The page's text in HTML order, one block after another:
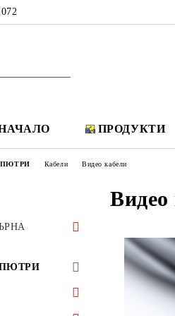
ПРОДУКТИ
Кабели Видео кабели
Видео